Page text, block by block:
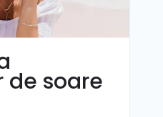
de soare